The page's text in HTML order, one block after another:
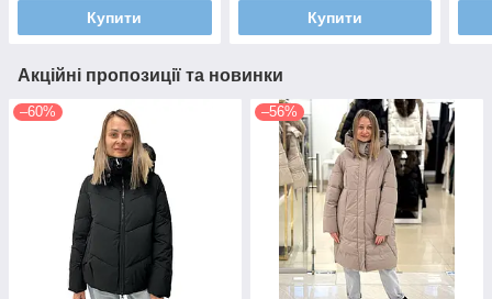
Купити Купити
Акційні пропозиції та новинки
–60% –56%